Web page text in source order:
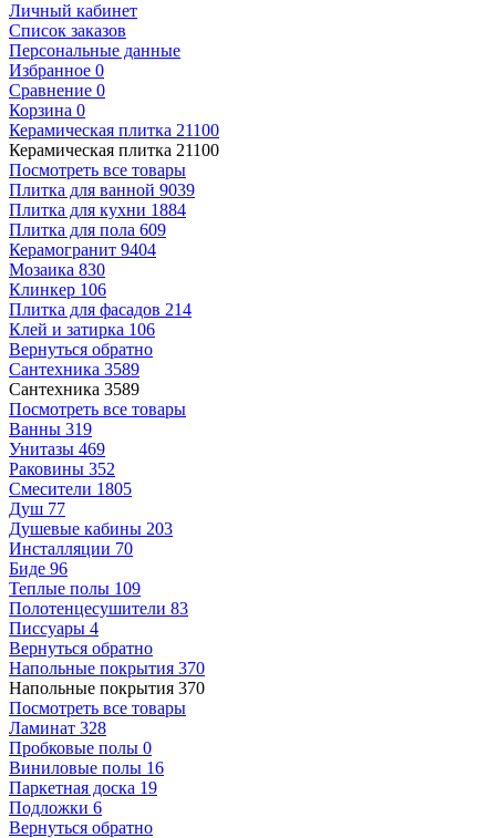
Личный кабинет
Список заказов
Персональные данные
Избранное 0
Сравнение 0
Корзина 0
Керамическая плитка 21100
Керамическая плитка 21100
Посмотреть все товары
Плитка для ванной 9039
Плитка для кухни 1884
Плитка для пола 609
Керамогранит 9404
Мозаика 830
Клинкер 106
Плитка для фасадов 214
Клей и затирка 106
Вернуться обратно
Сантехника 3589
Сантехника 3589
Посмотреть все товары
Ванны 319
Унитазы 469
Раковины 352
Смесители 1805
Душ 77
Душевые кабины 203
Инсталляции 70
Биде 96
Теплые полы 109
Полотенцесушители 83
Писсуары 4
Вернуться обратно
Напольные покрытия 370
Напольные покрытия 370
Посмотреть все товары
Ламинат 328
Пробковые полы 0
Виниловые полы 16
Паркетная доска 19
Подложки 6
Вернуться обратно